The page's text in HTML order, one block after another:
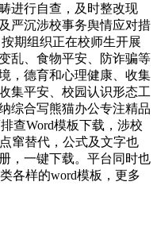
进行自查，及时整改现
严沉涉校事务舆情应对措
期组织正在校师生开展
乱、食物平安、防诈骗等
，德育和心理健康、收集
集平安、校园认识形态工
综合写熊猫办公专注精品
查Word模板下载，涉校
窜替代，公式及文字也
，一键下载。平台同时也
各样的word模板，更多